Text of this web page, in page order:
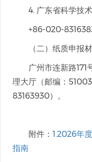
4. 广东省科学技术
+86-020-
（二）纸质申报材
广州市连新路171
理大厅（邮编：
83163930）。
附件： 1.2026年
指南